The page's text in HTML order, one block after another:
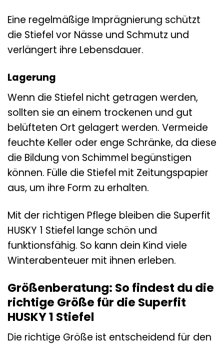
Eine regelmäßige Imprägnierung schützt
die Stiefel vor Nässe und Schmutz und
verlängert ihre Lebensdauer.
Lagerung
Wenn die Stiefel nicht getragen werden,
sollten sie an einem trockenen und gut
belüfteten Ort gelagert werden. Vermeide
feuchte Keller oder enge Schränke, da diese
die Bildung von Schimmel begünstigen
können. Fülle die Stiefel mit Zeitungspapier
aus, um ihre Form zu erhalten.
Mit der richtigen Pflege bleiben die Superfit
HUSKY 1 Stiefel lange schön und
funktionsfähig. So kann dein Kind viele
Winterabenteuer mit ihnen erleben.
Größenberatung: So findest du die
richtige Größe für die Superfit
HUSKY 1 Stiefel
Die richtige Größe ist entscheidend für den